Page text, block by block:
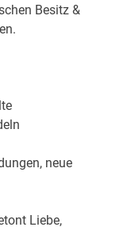
Besitz &
neue
Liebe,